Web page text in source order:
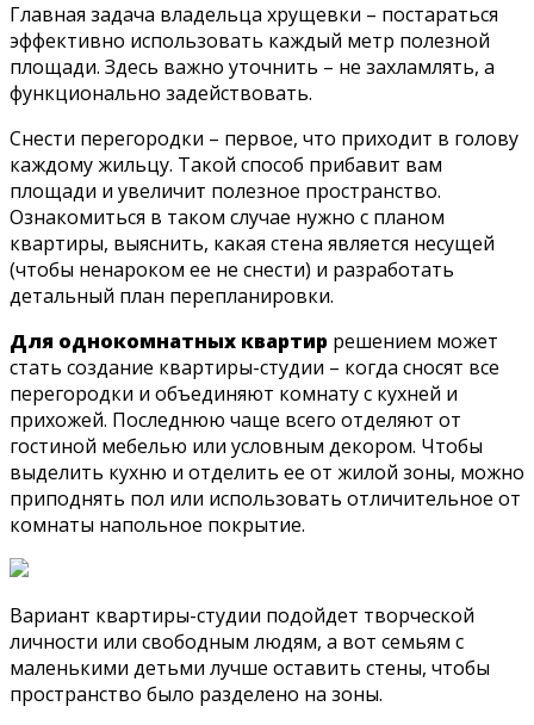
Главная задача владельца хрущевки – постараться
эффективно использовать каждый метр полезной
площади. Здесь важно уточнить – не захламлять, а
функционально задействовать.
Снести перегородки – первое, что приходит в голову
каждому жильцу. Такой способ прибавит вам
площади и увеличит полезное пространство.
Ознакомиться в таком случае нужно с планом
квартиры, выяснить, какая стена является несущей
(чтобы ненароком ее не снести) и разработать
детальный план перепланировки.
Для однокомнатных квартир решением может
стать создание квартиры-студии – когда сносят все
перегородки и объединяют комнату с кухней и
прихожей. Последнюю чаще всего отделяют от
гостиной мебелью или условным декором. Чтобы
выделить кухню и отделить ее от жилой зоны, можно
приподнять пол или использовать отличительное от
комнаты напольное покрытие.
Вариант квартиры-студии подойдет творческой
личности или свободным людям, а вот семьям с
маленькими детьми лучше оставить стены, чтобы
пространство было разделено на зоны.